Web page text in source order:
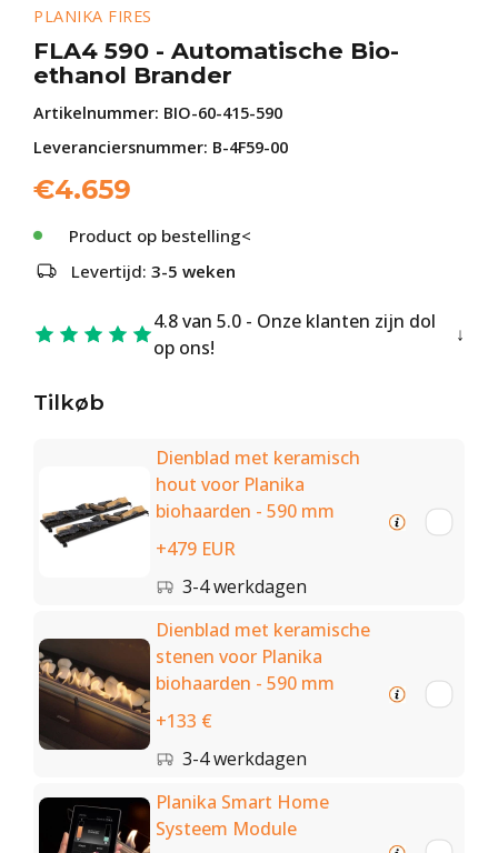
PLANIKA FIRES
FLA4 590 - Automatische Bio-
ethanol Brander
Artikelnummer: BIO-60-415-590
Leveranciersnummer: B-4F59-00
€4.659
Product op bestelling<
Levertijd: 3-5 weken
4.8 van 5.0 - Onze klanten zijn dol
op ons!
Tilkøb
Dienblad met keramisch
hout voor Planika
biohaarden - 590 mm
+479 EUR
3-4 werkdagen
Dienblad met keramische
stenen voor Planika
biohaarden - 590 mm
+133 €
3-4 werkdagen
Planika Smart Home
Systeem Module